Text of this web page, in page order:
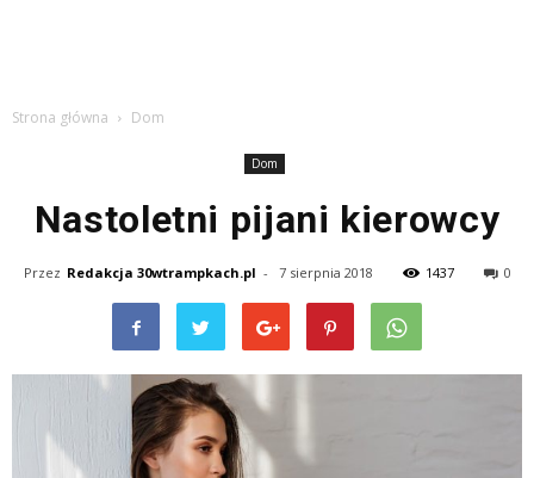
Strona główna Dom
Dom
Nastoletni pijani kierowcy
Przez Redakcja 30wtrampkach.pl - 7 sierpnia 2018 1437 0